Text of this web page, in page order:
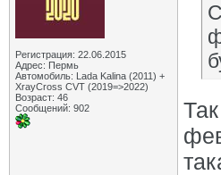
Регистрация: 22.06.2015
Адрес: Пермь
Автомобиль: Lada Kalina (2011) +
XrayCross CVT (2019=>2022)
Возраст: 46
Сообщений: 902